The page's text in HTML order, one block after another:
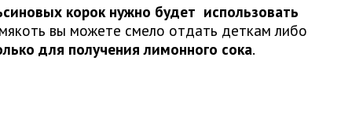
корок нужно будет использовать
вы можете смело отдать деткам либо
для получения лимонного сока.